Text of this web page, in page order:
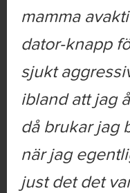
mamma
dator-knapp
sjukt
ibland att jag
då brukar jag
när jag
just det det